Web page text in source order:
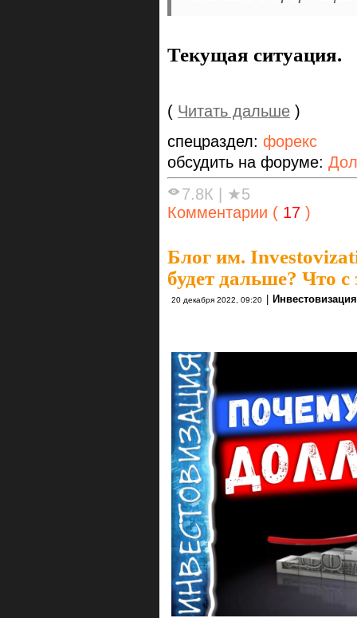
Текущая ситуация.
( Читать дальше )
спецраздел: форекс
обсудить на форуме:
7.8К | ★5
Комментарии ( 17 )
Блог им.
будет дальше? Что с
20 декабря 2022, 09:20 | Инвестовизация